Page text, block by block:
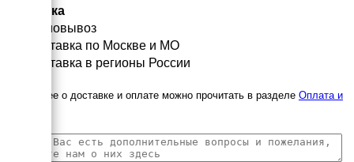
Доставка
Самовывоз
Доставка по Москве и МО
Доставка в регионы России
Подробнее о доставке и оплате можно прочитать в разделе Оплата и